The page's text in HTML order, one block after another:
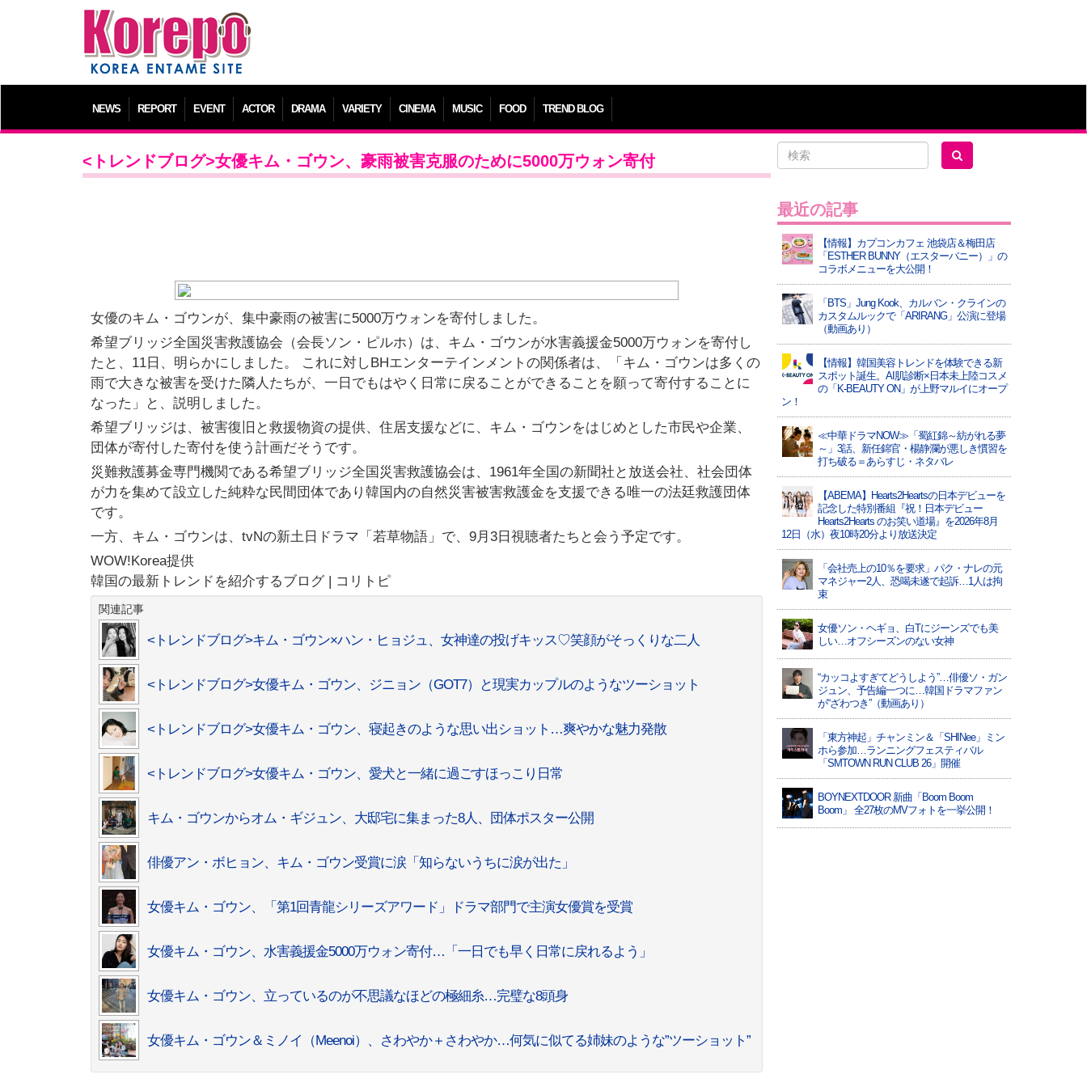
NEWS REPORT EVENT ACTOR DRAMA VARIETY CINEMA MUSIC FOOD TREND BLOG
<トレンドブログ>女優キム・ゴウン、豪雨被害克服のために5000万ウォン寄付
女優のキム・ゴウンが、集中豪雨の被害に5000万ウォンを寄付しました。
希望ブリッジ全国災害救護協会（会長ソン・ピルホ）は、キム・ゴウンが水害義援金5000万ウォンを寄付し
たと、11日、明らかにしました。 これに対しBHエンターテインメントの関係者は、「キム・ゴウンは多くの
雨で大きな被害を受けた隣人たちが、一日でもはやく日常に戻ることができることを願って寄付することに
なった」と、説明しました。
希望ブリッジは、被害復旧と救援物資の提供、住居支援などに、キム・ゴウンをはじめとした市民や企業、
団体が寄付した寄付を使う計画だそうです。
災難救護募金専門機関である希望ブリッジ全国災害救護協会は、1961年全国の新聞社と放送会社、社会団体
が力を集めて設立した純粋な民間団体であり韓国内の自然災害被害救護金を支援できる唯一の法廷救護団体
です。
一方、キム・ゴウンは、tvNの新土日ドラマ「若草物語」で、9月3日視聴者たちと会う予定です。
WOW!Korea提供
韓国の最新トレンドを紹介するブログ | コリトピ
関連記事
<トレンドブログ>キム・ゴウン×ハン・ヒョジュ、女神達の投げキッス♡笑顔がそっくりな二人
<トレンドブログ>女優キム・ゴウン、ジニョン（GOT7）と現実カップルのようなツーショット
<トレンドブログ>女優キム・ゴウン、寝起きのような思い出ショット…爽やかな魅力発散
<トレンドブログ>女優キム・ゴウン、愛犬と一緒に過ごすほっこり日常
キム・ゴウンからオム・ギジュン、大邸宅に集まった8人、団体ポスター公開
俳優アン・ボヒョン、キム・ゴウン受賞に涙「知らないうちに涙が出た」
女優キム・ゴウン、「第1回青龍シリーズアワード」ドラマ部門で主演女優賞を受賞
女優キム・ゴウン、水害義援金5000万ウォン寄付…「一日でも早く日常に戻れるよう」
女優キム・ゴウン、立っているのが不思議なほどの極細糸…完璧な8頭身
女優キム・ゴウン＆ミノイ（Meenoi）、さわやか＋さわやか…何気に似てる姉妹のような”ツーショット”
最近の記事
【情報】カプコンカフェ 池袋店＆梅田店
「ESTHER BUNNY（エスターバニー）」の
コラボメニューを大公開！
「BTS」Jung Kook、カルバン・クラインの
カスタムルックで「ARIRANG」公演に登場
（動画あり）
【情報】韓国美容トレンドを体験できる新
スポット誕生。AI肌診断×日本未上陸コスメ
の「K-BEAUTY ON」が上野マルイにオープ
ン！
≪中華ドラマNOW≫「蜀紅錦～紡がれる夢
～」3話、新任錦官・楊静瀾が悪しき慣習を
打ち破る＝あらすじ・ネタバレ
【ABEMA】Hearts2Heartsの日本デビューを
記念した特別番組『祝！日本デビュー
Hearts2Hearts のお笑い道場』を2026年8月
12日（水）夜10時20分より放送決定
「会社売上の10％を要求」パク・ナレの元
マネジャー2人、恐喝未遂で起訴…1人は拘
束
女優ソン・ヘギョ、白Tにジーンズでも美
しい…オフシーズンのない女神
“カッコよすぎてどうしよう”…俳優ソ・ガン
ジュン、予告編一つに…韓国ドラマファン
が“ざわつき”（動画あり）
「東方神起」チャンミン＆「SHINee」ミン
ホら参加…ランニングフェスティバル
「SMTOWN RUN CLUB 26」開催
BOYNEXTDOOR 新曲「Boom Boom
Boom」 全27枚のMVフォトを一挙公開！